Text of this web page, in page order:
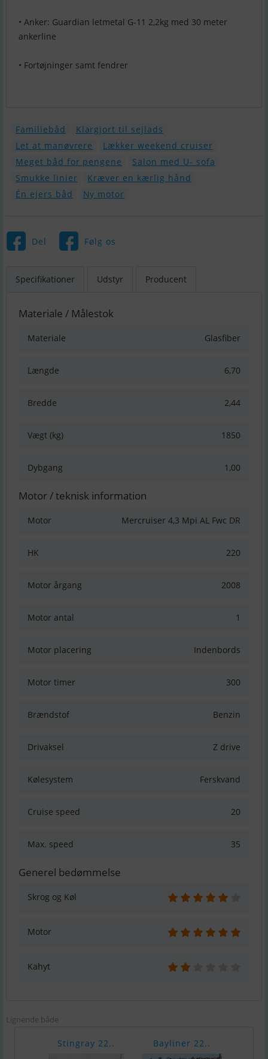
• Anker: Guardian letmetal G-11 2,2kg med 30 meter
ankerline
• Fortøjninger samt fendrer
Familiebåd
Klargjort til sejlads
Let at manøvrere
Lækker weekend cruiser
Meget båd for pengene
Salon med U- sofa
Smukke linier
Kræver en kærlig hånd
Én ejers båd
Ny motor
Del Følg os
Specifikationer Udstyr Producent
Materiale / Målestok
Materiale Glasfiber
Længde 6,70
Bredde 2,44
Vægt (kg) 1850
Dybgang 1,00
Motor / teknisk information
Motor Mercruiser 4,3 Mpi AL Fwc DR
HK 220
Motor årgang 2008
Motor antal 1
Motor placering Indenbords
Motor timer 300
Brændstof Benzin
Drivaksel Z drive
Kølesystem Ferskvand
Cruise speed 20
Max. speed 35
Generel bedømmelse
Skrog og Køl
Motor
Kahyt
Lignende både
Stingray 22.. Bayliner 22..